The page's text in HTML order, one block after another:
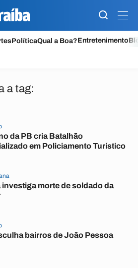
PolíticaQual a Boa?Entretenimento
a tag:
da PB cria Batalhão
em Policiamento Turístico
investiga morte de soldado da
bairros de João Pessoa